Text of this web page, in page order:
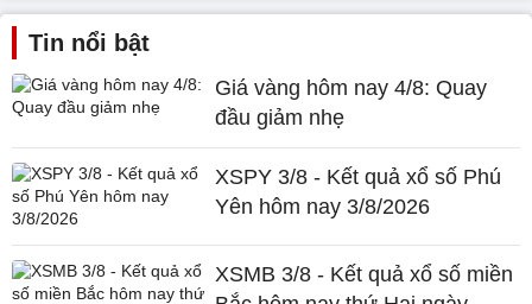
Tin nổi bật
Giá vàng hôm nay 4/8: Quay
đầu giảm nhẹ
XSPY 3/8 - Kết quả xổ số Phú
Yên hôm nay 3/8/2026
XSMB 3/8 - Kết quả xổ số miền